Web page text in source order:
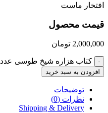
افتخار ماست
قیمت محصول
2,000,000 تومان
- کتاب هزاره شیخ طوسی عدد
افزودن به سبد خرید
توضیحات
نظرات (0)
Shipping & Delivery